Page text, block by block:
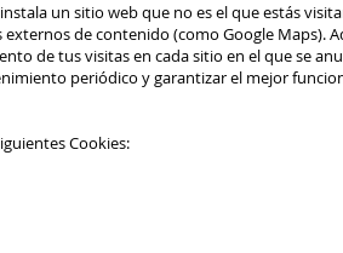
un sitio web que no es el que estás
de contenido (como Google Maps).
de tus visitas en cada sitio en el que se
periódico y garantizar el mejor
Cookies: